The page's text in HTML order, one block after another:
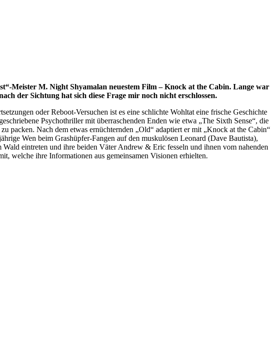
Meister M. Night Shyamalan neuestem Film – Knock at the Cabin. Lange war
der Sichtung hat sich diese Frage mir noch nicht erschlossen.
oder Reboot-Versuchen ist es eine schlichte Wohltat eine frische Geschichte
Psychothriller mit überraschenden Enden wie etwa „The Sixth Sense“, die
packen. Nach dem etwas ernüchternden „Old“ adaptiert er mit „Knock at the Cabin“
Wen beim Grashüpfer-Fangen auf den muskulösen Leonard (Dave Bautista),
eintreten und ihre beiden Väter Andrew & Eric fesseln und ihnen vom nahenden
welche ihre Informationen aus gemeinsamen Visionen erhielten.